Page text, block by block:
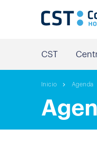
CST
Inicio Agenda